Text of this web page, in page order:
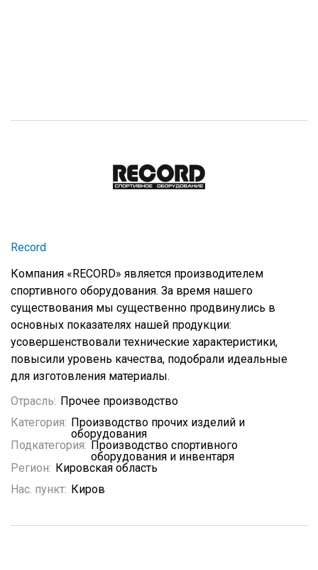
Record
Компания «RECORD» является производителем
спортивного оборудования. За время нашего
существования мы существенно продвинулись в
основных показателях нашей продукции:
усовершенствовали технические характеристики,
повысили уровень качества, подобрали идеальные
для изготовления материалы.
Отрасль: Прочее производство
Категория: Производство прочих изделий и
оборудования
Подкатегория: Производство спортивного
оборудования и инвентаря
Регион: Кировская область
Нас. пункт: Киров